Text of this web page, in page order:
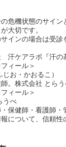
危機状態のサイ
大切です。
インの場合は受
汗ケアラボ『汗の
ィール＞
お・かおるこ）
。株式会社 とら
ィール＞
うべ
保健師・看護師
について、信頼